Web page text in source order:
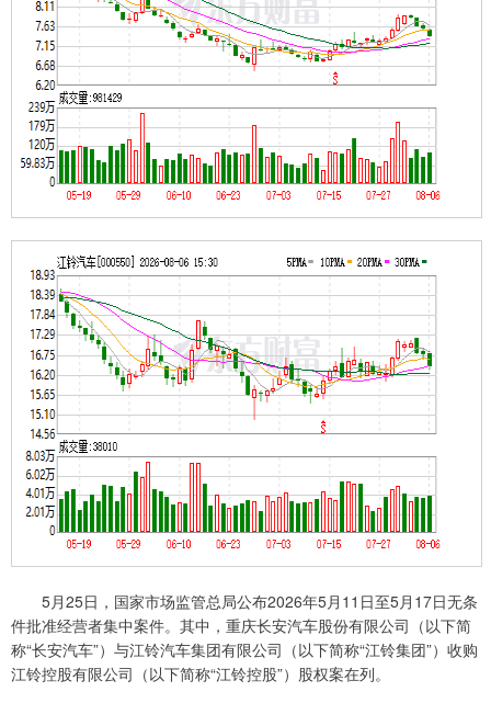
5月25日，国家市场监管总局公布2026年5月11日至5月17日无条
件批准经营者集中案件。其中，重庆长安汽车股份有限公司（以下简
称“长安汽车”）与江铃汽车集团有限公司（以下简称“江铃集团”）收购
江铃控股有限公司（以下简称“江铃控股”）股权案在列。